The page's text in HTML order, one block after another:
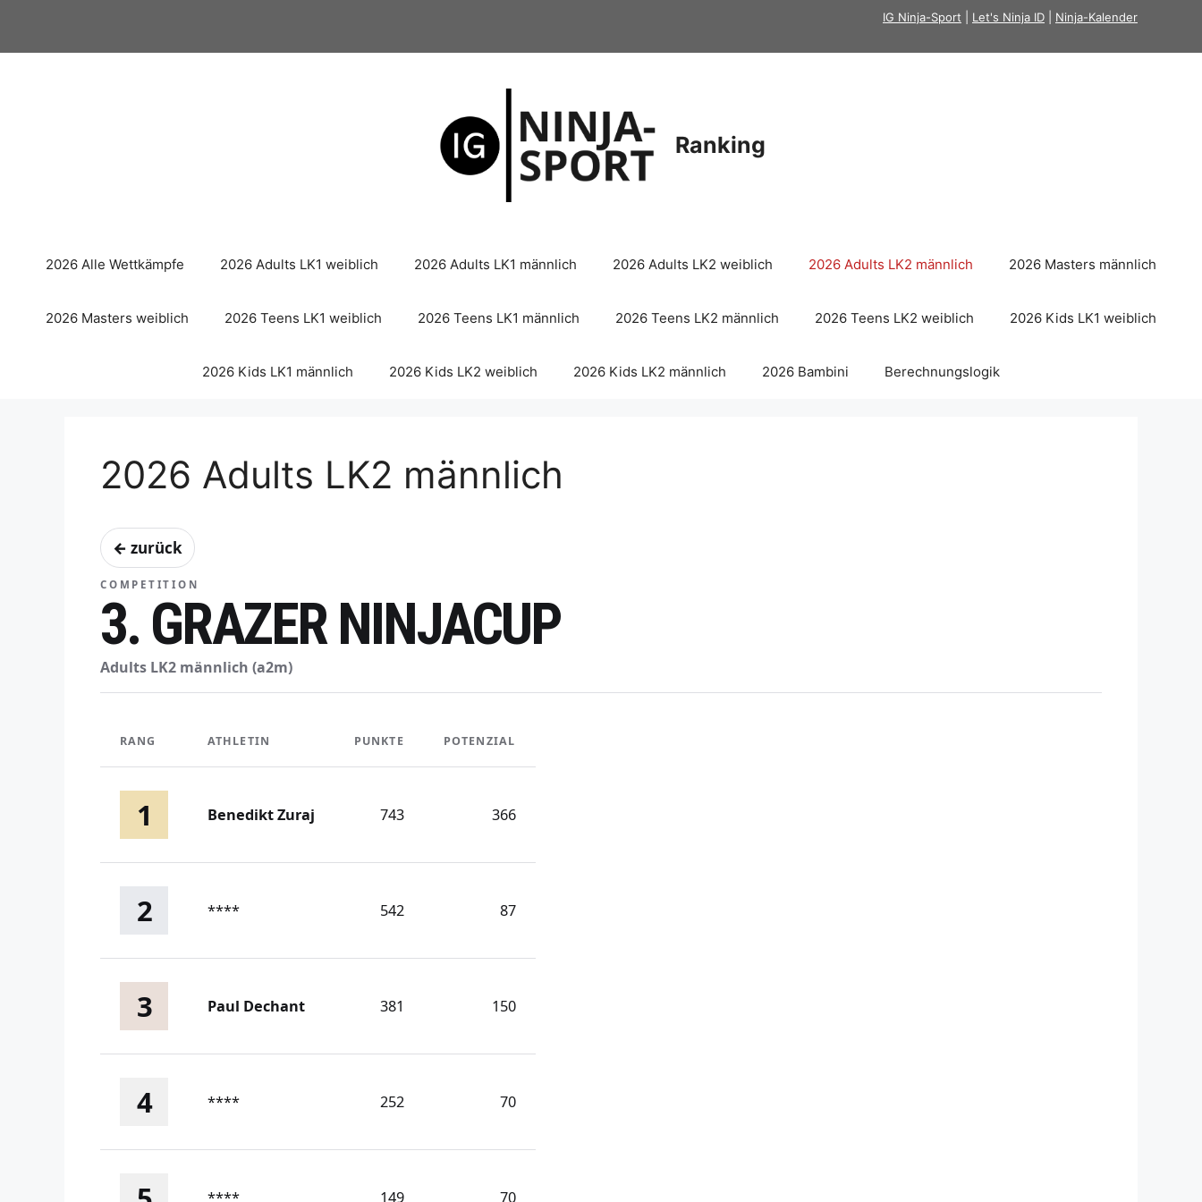
springen
IG Ninja-Sport Let's Ninja ID Ninja-Kalender
Ranking
2026 Alle Wettkämpfe 2026 Adults LK1 weiblich 2026 Adults LK1 männlich 2026 Adults LK2 weiblich 2026 Adults LK2 männlich 2026 Masters männlich
2026 Masters weiblich 2026 Teens LK1 weiblich 2026 Teens LK1 männlich 2026 Teens LK2 männlich 2026 Teens LK2 weiblich 2026 Kids LK1 weiblich
2026 Kids LK1 männlich 2026 Kids LK2 weiblich 2026 Kids LK2 männlich 2026 Bambini Berechnungslogik
2026 Adults LK2 männlich
← zurück
COMPETITION
3. GRAZER NINJACUP
Adults LK2 männlich (a2m)
RANG ATHLETIN PUNKTE POTENZIAL
1 Benedikt Zuraj 743 366
2 **** 542 87
3 Paul Dechant 381 150
4 **** 252 70
**** 149 70